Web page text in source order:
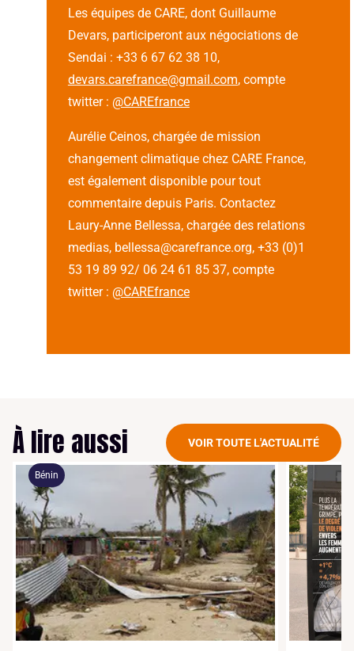
Les équipes de CARE, dont Guillaume
Devars, participeront aux négociations de
Sendai : +33 6 67 62 38 10,
devars.carefrance@gmail.com, compte
twitter : @CAREfrance
Aurélie Ceinos, chargée de mission
changement climatique chez CARE France,
est également disponible pour tout
commentaire depuis Paris. Contactez
Laury-Anne Bellessa, chargée des relations
medias, bellessa@carefrance.org, +33 (0)1
53 19 89 92/ 06 24 61 85 37, compte
twitter : @CAREfrance
À lire aussi VOIR TOUTE L'ACTUALITÉ
Bénin